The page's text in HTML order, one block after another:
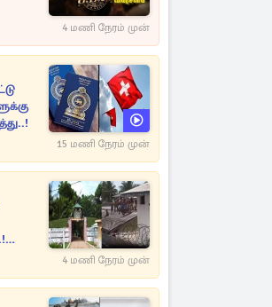
4 மணி நேரம் முன்
15 மணி நேரம் முன்
4 மணி நேரம் முன்